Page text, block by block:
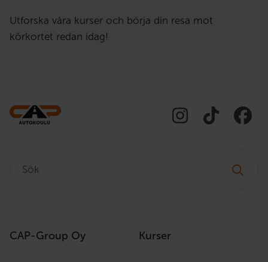
Utforska våra kurser och börja din resa mot
körkortet redan idag!
CAP-Group Oy Kurser